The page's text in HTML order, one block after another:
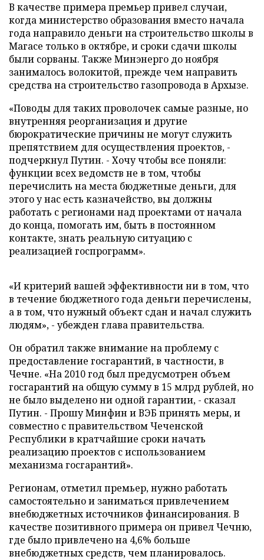
В качестве примера премьер привел случаи,
когда министерство образования вместо начала
года направило деньги на строительство школы в
Магасе только в октябре, и сроки сдачи школы
были сорваны. Также Минэнерго до ноября
занималось волокитой, прежде чем направить
средства на строительство газопровода в Архызе.
«Поводы для таких проволочек самые разные, но
внутренняя реорганизация и другие
бюрократические причины не могут служить
препятствием для осуществления проектов, -
подчеркнул Путин. - Хочу чтобы все поняли:
функции всех ведомств не в том, чтобы
перечислить на места бюджетные деньги, для
этого у нас есть казначейство, вы должны
работать с регионами над проектами от начала
до конца, помогать им, быть в постоянном
контакте, знать реальную ситуацию с
реализацией госпрограмм».
«И критерий вашей эффективности ни в том, что
в течение бюджетного года деньги перечислены,
а в том, что нужный объект сдан и начал служить
людям», - убежден глава правительства.
Он обратил также внимание на проблему с
предоставление госгарантий, в частности, в
Чечне. «На 2010 год был предусмотрен объем
госгарантий на общую сумму в 15 млрд рублей, но
не было выделено ни одной гарантии, - сказал
Путин. - Прошу Минфин и ВЭБ принять меры, и
совместно с правительством Чеченской
Республики в кратчайшие сроки начать
реализацию проектов с использованием
механизма госгарантий».
Регионам, отметил премьер, нужно работать
самостоятельно и заниматься привлечением
внебюджетных источников финансирования. В
качестве позитивного примера он привел Чечню,
где было привлечено на 4,6% больше
внебюджетных средств, чем планировалось.